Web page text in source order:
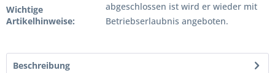
Wichtige
Artikelhinweise:
abgeschlossen ist wird er wieder mit
Betriebserlaubnis angeboten.
Beschreibung